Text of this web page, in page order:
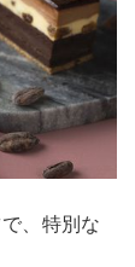
、特別な